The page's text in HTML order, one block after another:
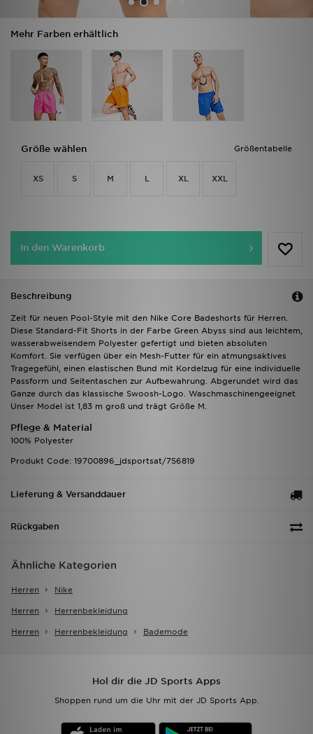
Mehr Farben erhältlich
Größentabelle
Größe wählen
XS S M L XL XXL
In den Warenkorb
Beschreibung
Zeit für neuen Pool-Style mit den Nike Core Badeshorts für Herren.
Diese Standard-Fit Shorts in der Farbe Green Abyss sind aus leichtem,
wasserabweisendem Polyester gefertigt und bieten absoluten
Komfort. Sie verfügen über ein Mesh-Futter für ein atmungsaktives
Tragegefühl, einen elastischen Bund mit Kordelzug für eine individuelle
Passform und Seitentaschen zur Aufbewahrung. Abgerundet wird das
Ganze durch das klassische Swoosh-Logo. Waschmaschinengeeignet
Unser Model ist 1,83 m groß und trägt Größe M.
Pflege & Material
100% Polyester
Produkt Code: 19700896_jdsportsat/756819
Lieferung & Versanddauer
Rückgaben
Ähnliche Kategorien
Herren Nike
Herren Herrenbekleidung
Herren Herrenbekleidung Bademode
Hol dir die JD Sports Apps
Shoppen rund um die Uhr mit der JD Sports App.
Meine Nachrichten
Bestellverfolgung
Hilfe & Kontakt
Trending Styles